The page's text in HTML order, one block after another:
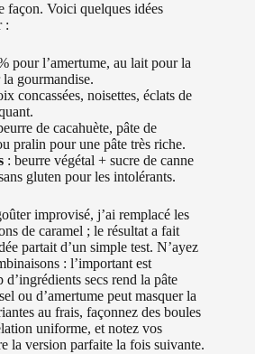
façon. Voici quelques idées
:
pour l’amertume, au lait pour la
gourmandise.
concassées, noisettes, éclats de
de cacahuète, pâte de
pralin pour une pâte très riche.
: beurre végétal + sucre de canne
gluten pour les intolérants.
improvisé, j’ai remplacé les
de caramel ; le résultat a fait
partait d’un simple test. N’ayez
: l’important est
secs rend la pâte
ou d’amertume peut masquer la
au frais, façonnez des boules
uniforme, et notez vos
la version parfaite la fois suivante.